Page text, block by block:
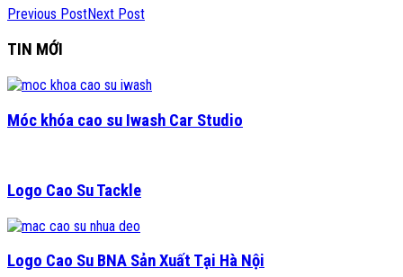
Previous PostNext Post
TIN MỚI
Móc khóa cao su Iwash Car Studio
Logo Cao Su Tackle
Logo Cao Su BNA Sản Xuất Tại Hà Nội